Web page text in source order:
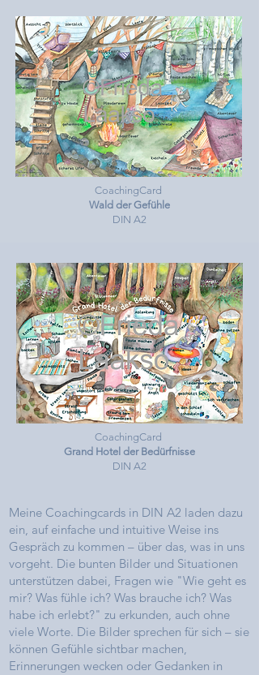
CoachingCard
Wald der Gefühle
DIN A2
CoachingCard
Grand Hotel der Bedürfnisse
DIN A2
Meine Coachingcards in DIN A2 laden dazu
ein, auf einfache und intuitive Weise ins
Gespräch zu kommen – über das, was in uns
vorgeht. Die bunten Bilder und Situationen
unterstützen dabei, Fragen wie "Wie geht es
mir? Was fühle ich? Was brauche ich? Was
habe ich erlebt?" zu erkunden, auch ohne
viele Worte. Die Bilder sprechen für sich – sie
können Gefühle sichtbar machen,
Erinnerungen wecken oder Gedanken in